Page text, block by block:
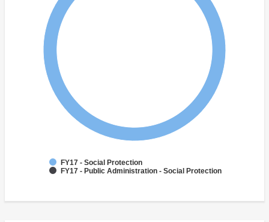
FY17 - Social Protection
FY17 - Public Administration - Social Protection